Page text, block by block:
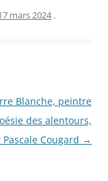
mars 2024 .
Blanche, peintre
des alentours,
Pascale Cougard →